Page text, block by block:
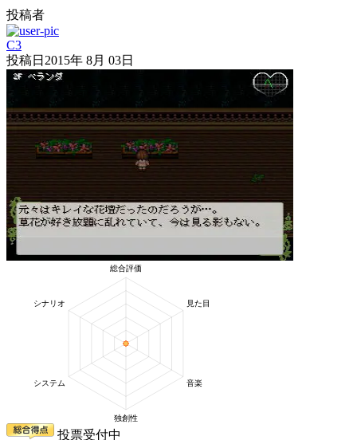
投稿者
C3
投稿日 2015年 8月 03日
投票受付中